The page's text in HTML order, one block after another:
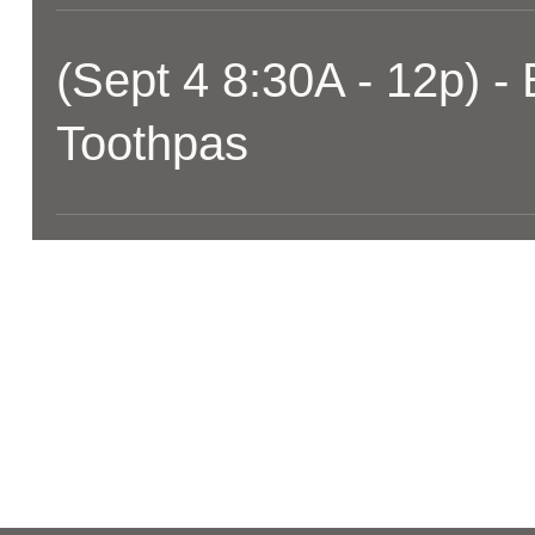
(Sept 4 8:30A - 12p) -
Toothpas